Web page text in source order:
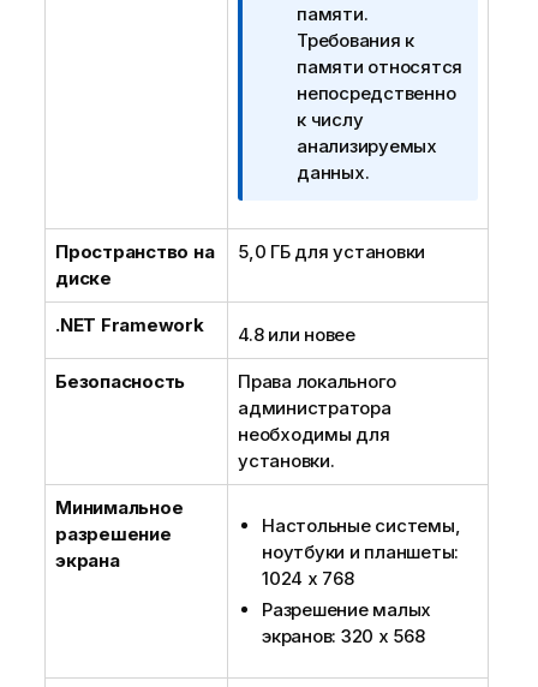
ч
а
н
и
е
к
и
ф
о
м
а
ц
и
и
памяти.
Требования к
памяти относятся
непосредственно
к числу
анализируемых
данных.
Пространство на
диске
5,0 ГБ для установки
.NET Framework 4.8 или новее
Безопасность
Права локального
администратора
необходимы для
установки.
Минимальное
разрешение
экрана
Настольные системы,
ноутбуки и планшеты:
1024 x 768
Разрешение малых
экранов: 320 x 568